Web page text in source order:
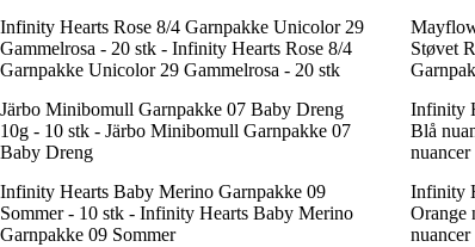
Infinity Hearts Rose 8/4 Garnpakke Unicolor 29
Gammelrosa - 20 stk - Infinity Hearts Rose 8/4
Garnpakke Unicolor 29 Gammelrosa - 20 stk
Støvet
Järbo Minibomull Garnpakke 07 Baby Dreng
10g - 10 stk - Järbo Minibomull Garnpakke 07
Baby Dreng
Infinity
Blå
nuancer
Infinity Hearts Baby Merino Garnpakke 09
Sommer - 10 stk - Infinity Hearts Baby Merino
Garnpakke 09 Sommer
Infinity
Orange
nuancer